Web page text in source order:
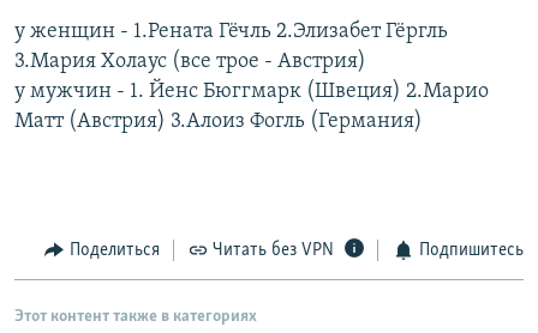
СОЦИАЛЬНЫЕ СЕТИ
у женщин - 1.Рената Гёчль 2.Элизабет Гёргль
3.Мария Холаус (все трое - Австрия)
у мужчин - 1. Йенс Бюггмарк (Швеция) 2.Марио
Матт (Австрия) 3.Алоиз Фогль (Германия)
Поделиться Читать без VPN Подпишитесь
Этот контент также в категориях